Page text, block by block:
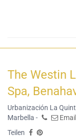
The Westin
Spa,
Urbanización La
Marbella -
Email
Teilen